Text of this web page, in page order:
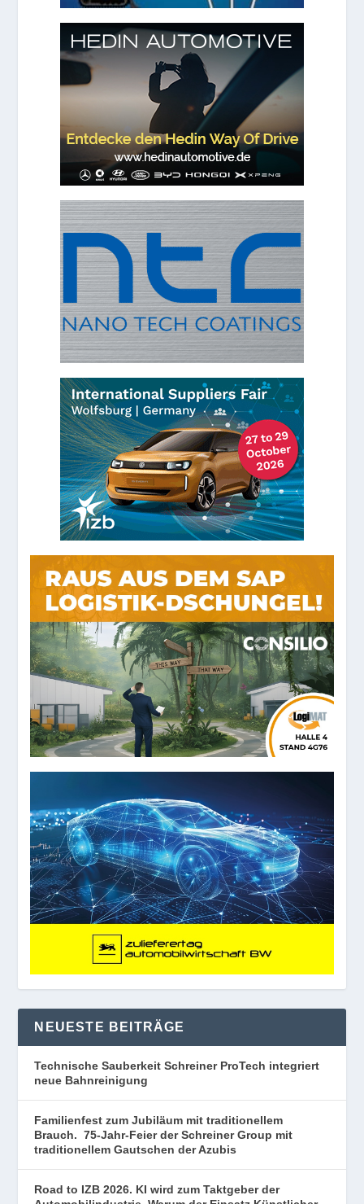
NEUESTE BEITRÄGE
Technische Sauberkeit Schreiner ProTech integriert
neue Bahnreinigung
Familienfest zum Jubiläum mit traditionellem
Brauch. 75-Jahr-Feier der Schreiner Group mit
traditionellem Gautschen der Azubis
Road to IZB 2026. KI wird zum Taktgeber der